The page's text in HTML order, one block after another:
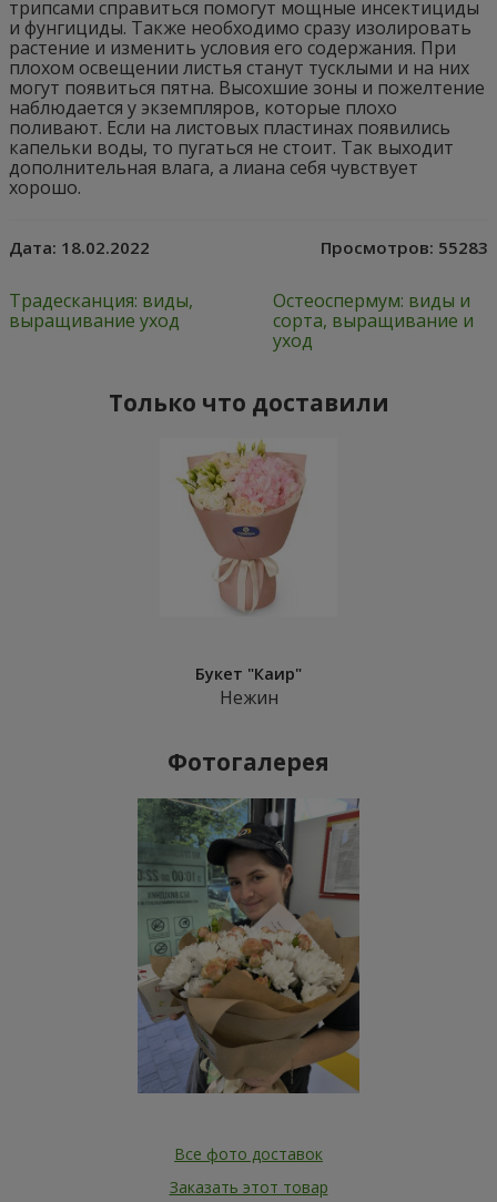
трипсами справиться помогут мощные инсектициды
и фунгициды. Также необходимо сразу изолировать
растение и изменить условия его содержания. При
плохом освещении листья станут тусклыми и на них
могут появиться пятна. Высохшие зоны и пожелтение
наблюдается у экземпляров, которые плохо
поливают. Если на листовых пластинах появились
капельки воды, то пугаться не стоит. Так выходит
дополнительная влага, а лиана себя чувствует
хорошо.
Дата: 18.02.2022 Просмотров: 55283
Традесканция: виды,
выращивание уход
Остеоспермум: виды и
сорта, выращивание и
уход
Только что доставили
Букет "Каир"
Нежин
Фотогалерея
Все фото доставок
Заказать этот товар